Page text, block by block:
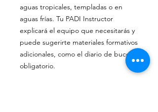
aguas tropicales, templadas o en
aguas frías. Tu PADI Instructor
explicará el equipo que necesitarás y
puede sugerirte materiales formativos
adicionales, como el diario de buceo
obligatorio.